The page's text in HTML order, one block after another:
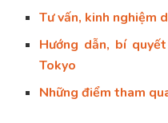
Tư vấn, kinh nghiệm
Hướng dẫn, bí
Tokyo
Những điểm tham